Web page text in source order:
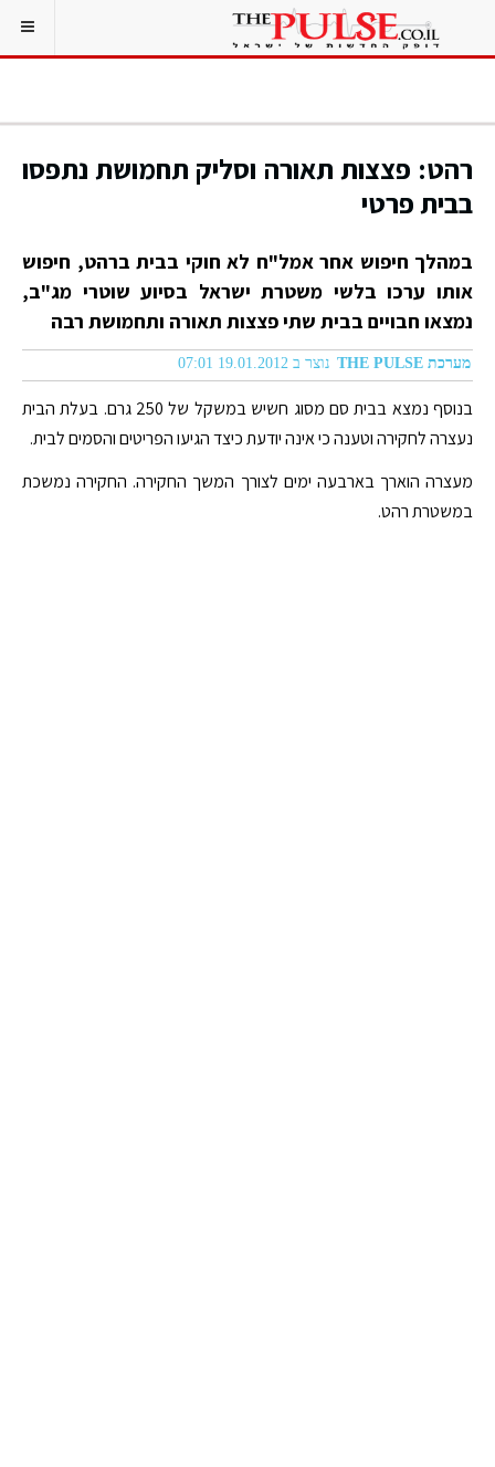
רהט: פצצות תאורה וסליק תחמושת נתפסו
בבית פרטי
במהלך חיפוש אחר אמל"ח לא חוקי בבית ברהט, חיפוש
אותו ערכו בלשי משטרת ישראל בסיוע שוטרי מג"ב,
נמצאו חבויים בבית שתי פצצות תאורה ותחמושת רבה
מערכת THE PULSE נוצר ב 19.01.2012 07:01
בנוסף נמצא בבית סם מסוג חשיש במשקל של 250 גרם. בעלת הבית
נעצרה לחקירה וטענה כי אינה יודעת כיצד הגיעו הפריטים והסמים לבית.
מעצרה הוארך בארבעה ימים לצורך המשך החקירה. החקירה נמשכת
במשטרת רהט.